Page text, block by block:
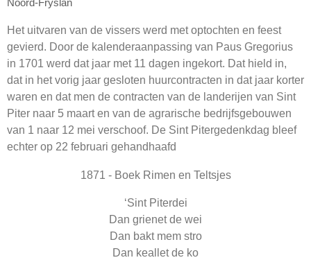
Noord-Fryslân
Het uitvaren van de vissers werd met optochten en feest
gevierd. Door de kalenderaanpassing van Paus Gregorius
in 1701 werd dat jaar met 11 dagen ingekort. Dat hield in,
dat in het vorig jaar gesloten huurcontracten in dat jaar korter
waren en dat men de contracten van de landerijen van Sint
Piter naar 5 maart en van de agrarische bedrijfsgebouwen
van 1 naar 12 mei verschoof. De Sint Pitergedenkdag bleef
echter op 22 februari gehandhaafd
1871 - Boek Rimen en Teltsjes
‘Sint Piterdei
Dan grienet de wei
Dan bakt mem stro
Dan keallet de ko